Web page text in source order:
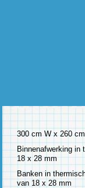
300 cm W x 260
Binnenafwerking in
18 x 28 mm
Banken in
van 18 x 28 mm